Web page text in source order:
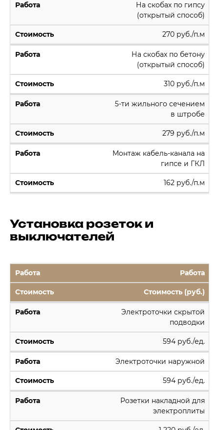
На скобах по гипсу
(открытый способ)
270 руб./п.м
На скобах по бетону
(открытый способ)
310 руб./п.м
5-ти жильного сечением
в штробе
279 руб./п.м
Монтаж кабель-канала на
гипсе и ГКЛ
162 руб./п.м
Установка розеток и
выключателей
Работа
Стоимость (руб.)
Электроточки скрытой
подводки
594 руб./ед.
Электроточки наружной
594 руб./ед.
Розетки накладной для
электроплиты